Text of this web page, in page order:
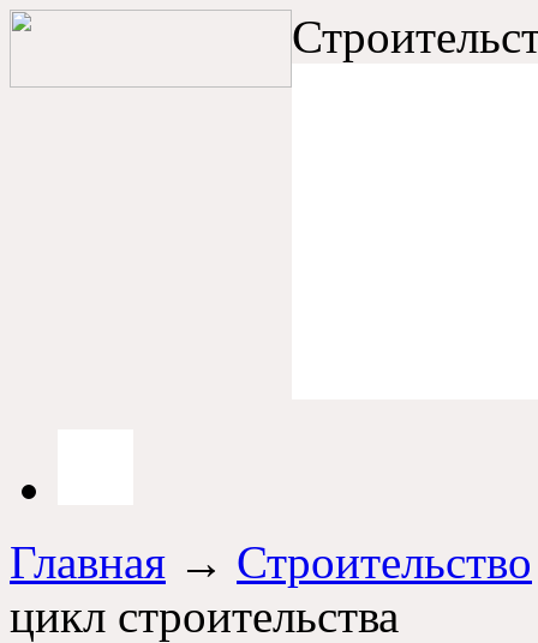
Главная → Строительство
цикл строительства